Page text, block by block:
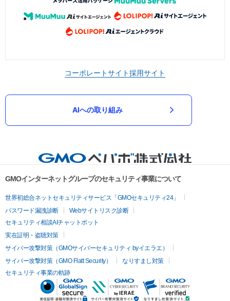
コーポレートサイト採用サイト
AIへの取り組み
GMOインターネットグループのセキュリティ事業について
世界初総合ネットセキュリティサービス「GMOセキュリティ24」
パスワード漏洩診断
Webサイトリスク診断
セキュリティ相談AIチャットボット
実在証明・盗聴対策
サイバー攻撃対策（GMOサイバーセキュリティ byイエラエ）
サイバー攻撃対策（GMO Flatt Security）
なりすまし対策
セキュリティ事業の軌跡